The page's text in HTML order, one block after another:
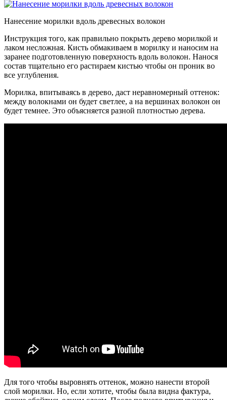
Нанесение морилки вдоль древесных волокон
Инструкция того, как правильно покрыть дерево морилкой и
лаком несложная. Кисть обмакиваем в морилку и наносим на
заранее подготовленную поверхность вдоль волокон. Нанося
состав тщательно его растираем кистью чтобы он проник во
все углубления.
Морилка, впитываясь в дерево, даст неравномерный оттенок:
между волокнами он будет светлее, а на вершинах волокон он
будет темнее. Это объясняется разной плотностью дерева.
Для того чтобы выровнять оттенок, можно нанести второй
слой морилки. Но, если хотите, чтобы была видна фактура,